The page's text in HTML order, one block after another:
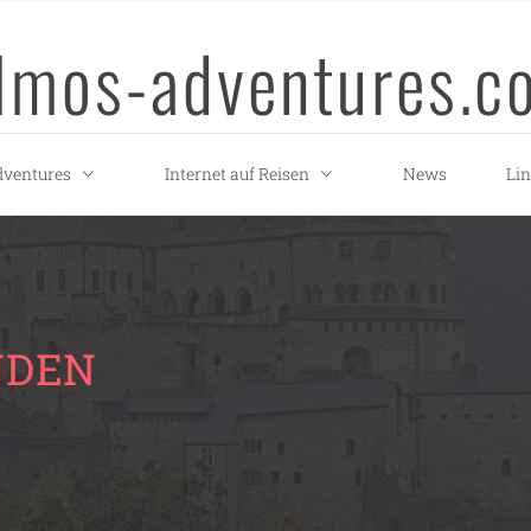
Internet auf Reisen News